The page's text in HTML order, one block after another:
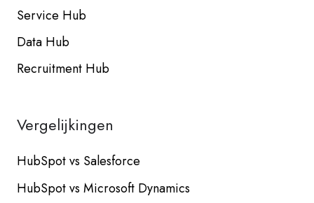
Service Hub
Data Hub
Recruitment Hub
Vergelijkingen
HubSpot vs Salesforce
HubSpot vs Microsoft Dynamics